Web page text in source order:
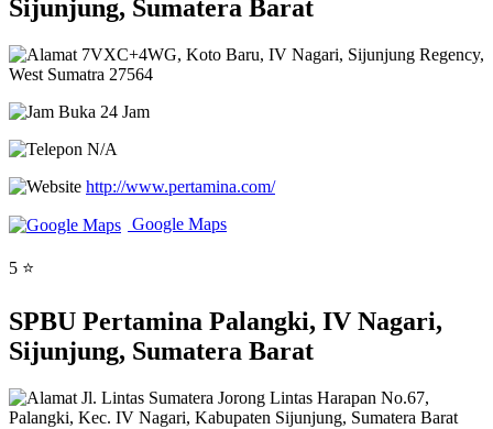
Sijunjung, Sumatera Barat
7VXC+4WG, Koto Baru, IV Nagari, Sijunjung Regency,
West Sumatra 27564
Buka 24 Jam
N/A
http://www.pertamina.com/
Google Maps
5 ⭐
SPBU Pertamina Palangki, IV Nagari,
Sijunjung, Sumatera Barat
Jl. Lintas Sumatera Jorong Lintas Harapan No.67,
Palangki, Kec. IV Nagari, Kabupaten Sijunjung, Sumatera Barat